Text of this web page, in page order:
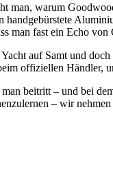
man, warum
man fast ein Echo
auf Samt und
offiziellen Händler,
beitritt – und bei
– wir